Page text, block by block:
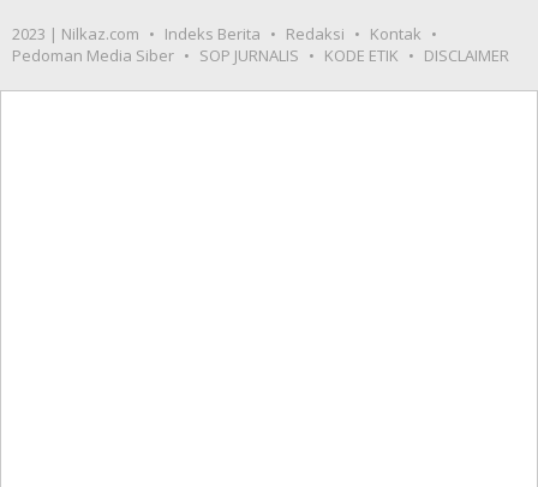
2023 | Nilkaz.com Indeks Berita Redaksi
Kontak
Pedoman Media Siber
SOP JURNALIS KODE ETIK DISCLAIMER